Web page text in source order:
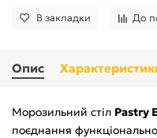
В закладки До
Опис
Морозильний стіл Pastry
поєднання